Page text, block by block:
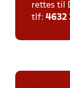
rettes til
tlf: 4632